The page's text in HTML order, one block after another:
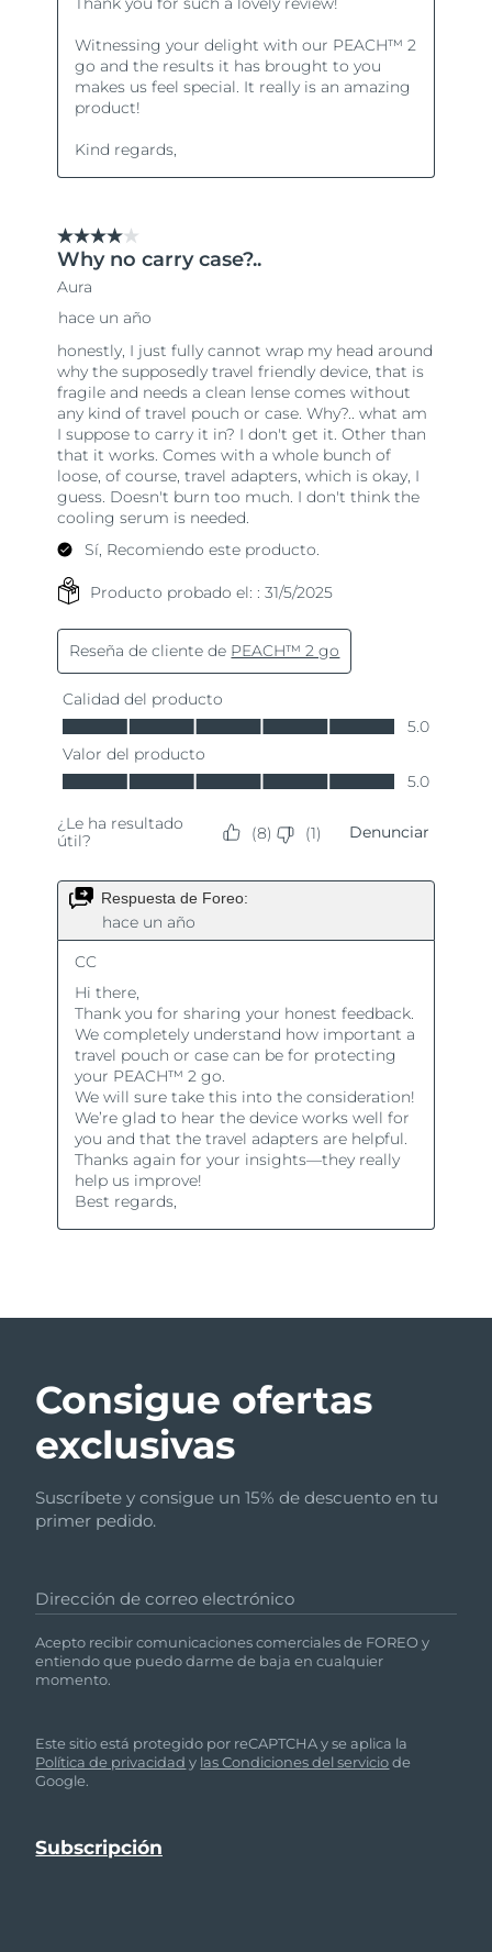
Consigue ofertas
exclusivas
Suscríbete y consigue un 15% de descuento en tu
primer pedido.
Dirección de correo electrónico
Acepto recibir comunicaciones comerciales de FOREO y
entiendo que puedo darme de baja en cualquier
momento.
Este sitio está protegido por reCAPTCHA y se aplica la
Política de privacidad y las Condiciones del serviciode
Google.